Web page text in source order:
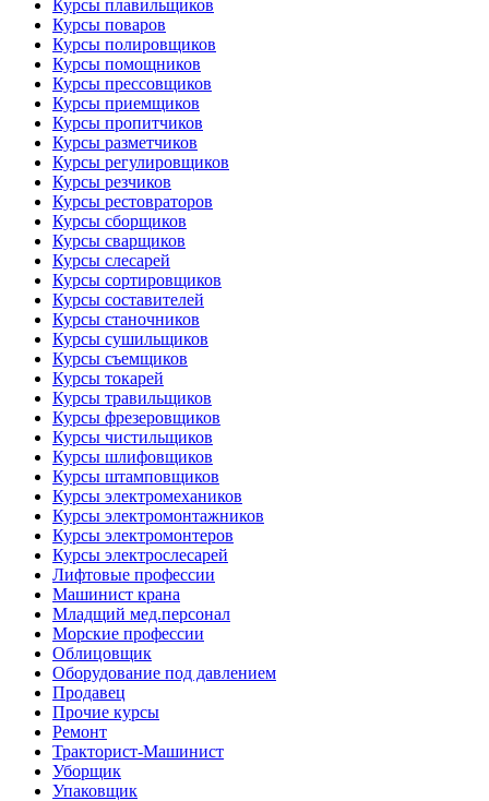
Курсы плавильщиков
Курсы поваров
Курсы полировщиков
Курсы помощников
Курсы прессовщиков
Курсы приемщиков
Курсы пропитчиков
Курсы разметчиков
Курсы регулировщиков
Курсы резчиков
Курсы рестовраторов
Курсы сборщиков
Курсы сварщиков
Курсы слесарей
Курсы сортировщиков
Курсы составителей
Курсы станочников
Курсы сушильщиков
Курсы съемщиков
Курсы токарей
Курсы травильщиков
Курсы фрезеровщиков
Курсы чистильщиков
Курсы шлифовщиков
Курсы штамповщиков
Курсы электромехаников
Курсы электромонтажников
Курсы электромонтеров
Курсы электрослесарей
Лифтовые профессии
Машинист крана
Младщий мед.персонал
Морские профессии
Облицовщик
Оборудование под давлением
Продавец
Прочие курсы
Ремонт
Тракторист-Машинист
Уборщик
Упаковщик